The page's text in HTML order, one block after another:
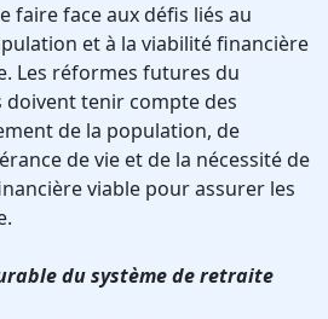
faire face aux défis liés au
et à la viabilité financière
Les réformes futures du
doivent tenir compte des
de la population, de
de vie et de la nécessité de
viable pour assurer les
du système de retraite